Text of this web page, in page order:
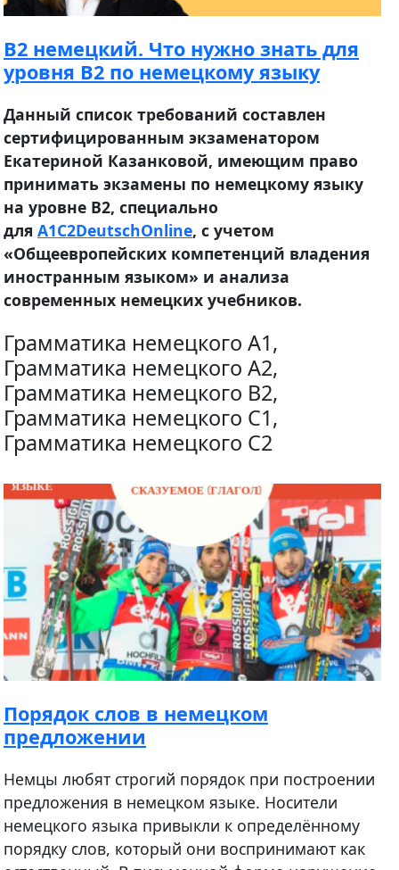
B2 немецкий. Что нужно знать для
уровня B2 по немецкому языку
Данный список требований составлен
сертифицированным экзаменатором
Екатериной Казанковой, имеющим право
принимать экзамены по немецкому языку
на уровне B2, специально
для A1C2DeutschOnline, с учетом
«Общеевропейских компетенций владения
иностранным языком» и анализа
современных немецких учебников.
Грамматика немецкого A1,
Грамматика немецкого A2,
Грамматика немецкого B2,
Грамматика немецкого C1,
Грамматика немецкого C2
Порядок слов в немецком
предложении
Немцы любят строгий порядок при построении
предложения в немецком языке. Носители
немецкого языка привыкли к определённому
порядку слов, который они воспринимают как